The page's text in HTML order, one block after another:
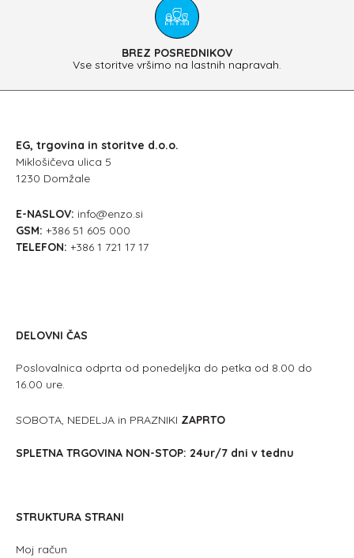
BREZ POSREDNIKOV
Vse storitve vršimo na lastnih napravah.
EG, trgovina in storitve d.o.o.
Miklošičeva ulica 5
1230 Domžale
E-NASLOV: info@enzo.si
GSM: +386 51 605 000
TELEFON: +386 1 721 17 17
DELOVNI ČAS
Poslovalnica odprta od ponedeljka do petka od 8.00 do
16.00 ure.
SOBOTA, NEDELJA in PRAZNIKI ZAPRTO
SPLETNA TRGOVINA NON-STOP: 24ur/7 dni v tednu
STRUKTURA STRANI
Moj račun